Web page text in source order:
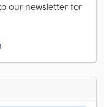
our newsletter for